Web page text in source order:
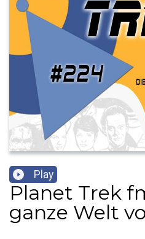
Play
Planet Trek
ganze Welt